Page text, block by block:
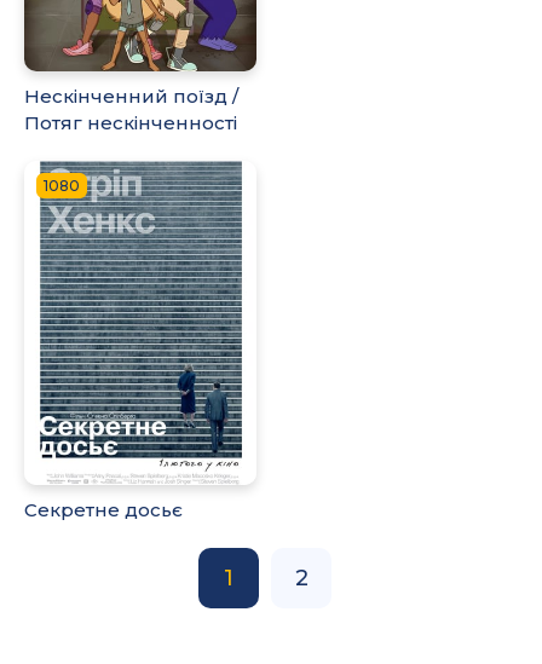
Нескінченний поїзд /
Потяг нескінченності
1080
Секретне досьє
1 2